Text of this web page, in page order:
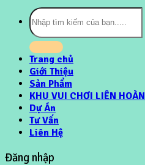
Tìm
kiếm:
Trang chủ
Giới Thiệu
Sản Phẩm
KHU VUI CHƠI LIÊN HOÀN
Dự Án
Tư Vấn
Liên Hệ
Đăng nhập